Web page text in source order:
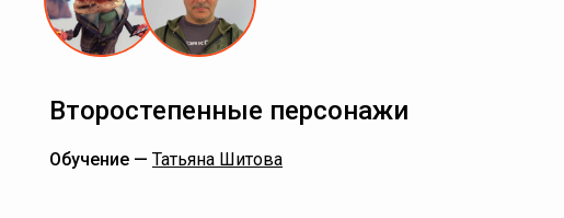
Второстепенные персонажи
Обучение — Татьяна Шитова